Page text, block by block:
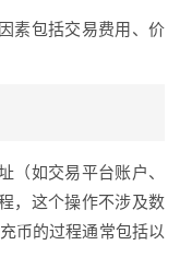
素包括交易费用、价
（如交易平台账户、
，这个操作不涉及数
币的过程通常包括以